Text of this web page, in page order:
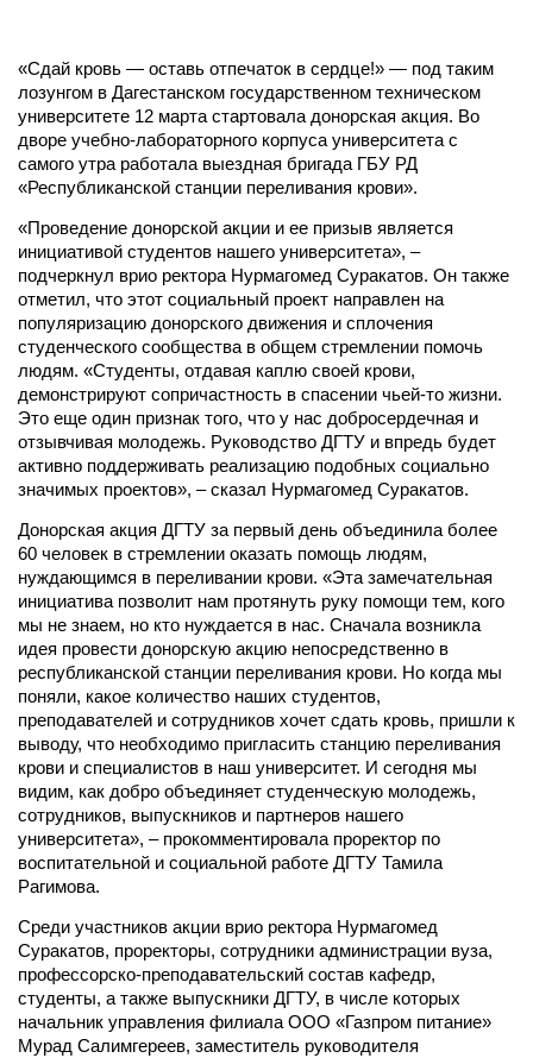
«Сдай кровь — оставь отпечаток в сердце!» — под таким
лозунгом в Дагестанском государственном техническом
университете 12 марта стартовала донорская акция. Во
дворе учебно-лабораторного корпуса университета с
самого утра работала выездная бригада ГБУ РД
«Республиканской станции переливания крови».
«Проведение донорской акции и ее призыв является
инициативой студентов нашего университета», –
подчеркнул врио ректора Нурмагомед Суракатов. Он также
отметил, что этот социальный проект направлен на
популяризацию донорского движения и сплочения
студенческого сообщества в общем стремлении помочь
людям. «Студенты, отдавая каплю своей крови,
демонстрируют сопричастность в спасении чьей-то жизни.
Это еще один признак того, что у нас добросердечная и
отзывчивая молодежь. Руководство ДГТУ и впредь будет
активно поддерживать реализацию подобных социально
значимых проектов», – сказал Нурмагомед Суракатов.
Донорская акция ДГТУ за первый день объединила более
60 человек в стремлении оказать помощь людям,
нуждающимся в переливании крови. «Эта замечательная
инициатива позволит нам протянуть руку помощи тем, кого
мы не знаем, но кто нуждается в нас. Сначала возникла
идея провести донорскую акцию непосредственно в
республиканской станции переливания крови. Но когда мы
поняли, какое количество наших студентов,
преподавателей и сотрудников хочет сдать кровь, пришли к
выводу, что необходимо пригласить станцию переливания
крови и специалистов в наш университет. И сегодня мы
видим, как добро объединяет студенческую молодежь,
сотрудников, выпускников и партнеров нашего
университета», – прокомментировала проректор по
воспитательной и социальной работе ДГТУ Тамила
Рагимова.
Среди участников акции врио ректора Нурмагомед
Суракатов, проректоры, сотрудники администрации вуза,
профессорско-преподавательский состав кафедр,
студенты, а также выпускники ДГТУ, в числе которых
начальник управления филиала ООО «Газпром питание»
Мурад Салимгереев, заместитель руководителя